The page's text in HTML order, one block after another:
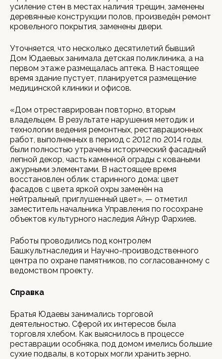
усиление стен в местах наличия трещин, заменены
деревянные конструкции полов, произведён ремонт
кровельного покрытия, заменены двери.
Уточняется, что несколько десятилетий бывший
Дом Юдаевых занимала детская поликлиника, а на
первом этаже размещалась аптека. В настоящее
время здание пустует, планируется размещение
медицинской клиники и офисов.
«Дом отреставрирован повторно, вторым
владельцем. В результате нарушения методик и
технологии ведения ремонтных, реставрационных
работ, выполненных в период с 2012 по 2014 годы,
были полностью утрачены исторический фасадный
лепной декор, часть каменной ограды с коваными
ажурными элементами. В настоящее время
восстановлен облик старинного дома: цвет
фасадов с цвета яркой охры заменён на
нейтральный, приглушенный цвет», — отметил
заместитель начальника Управления по госохране
объектов культурного наследия Айнур Фархиев.
Работы проводились под контролем
Башкультнаследия и Научно-производственного
центра по охране памятников, по согласованному с
ведомством проекту.
Справка
Братья Юдаевы занимались торговой
деятельностью. Сферой их интересов была
торговля хлебом. Как выяснилось в процессе
реставрации особняка, под домом имелись большие
сухие подвалы, в которых могли хранить зерно.